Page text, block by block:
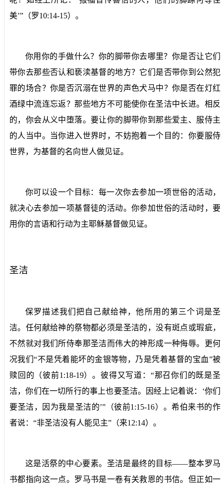
美’”（罗10:14-15）。
你用你的手做什么？你的脚带你去哪里？你是否让它们
带你去那些否认和亵渎基督的地方？它们是否带你到公然犯
罪的场合？你是否沉溺在世界的声色犬马中？你是否在灯红
酒绿中流连忘返？那些地方不可能使你在圣洁中长进。相反
的，你会从义中堕落。要让你的脚带你到那些爱主、服侍主
的人当中。当你进入世界时，不妨抱着一个目的：你要服侍
世界，为基督的名向世人做见证。
你可以设一个目标：每一次你去参加一项世俗的活动，
就决心去参加一项基督徒的活动。你参加世俗的活动时，要
用你的言语和行动为主耶稣基督做见证。
圣洁
保罗描述我们把自己献给神，他所用的第三个词是圣
洁。任何献给神的祭物都必须是圣洁的，没有斑点或瑕疵，
不然就对我们所侍奉那圣洁而伟大的神形成一种侮辱。更何
况我们“不是凭着能坏的金银等物，乃是凭着基督的宝血”被
赎回的（彼前1:18-19）。彼得又写道：“那召你们的既是圣
洁，你们在一切所行的事上也要圣洁。因经上记着说：‘你们
要圣洁，因为我是圣洁的’”（彼前1:15-16）。希伯来书的作
者说：“非圣洁没有人能见主”（来12:14）。
这是活祭的中心要素。圣洁是最终的目标——整本罗马
书都指向这一点。罗马书是一卷有关救恩的书信。但正如一